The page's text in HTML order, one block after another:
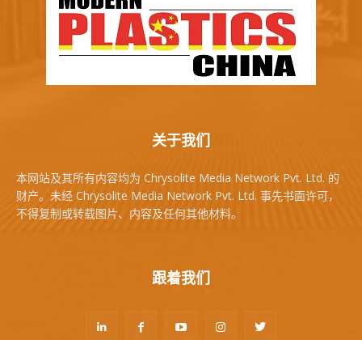
关于我们
本网站及其所有内容均为 Chrysolite Media Network Pvt. Ltd. 的
财产。未经 Chrysolite Media Network Pvt. Ltd. 事先书面许可，
不得复制或转载图片、内容及任何其他材料。
跟着我们